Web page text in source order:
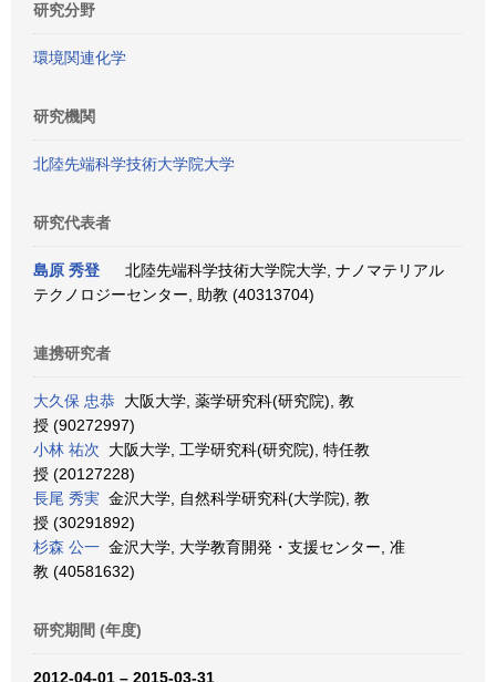
研究分野
環境関連化学
研究機関
北陸先端科学技術大学院大学
研究代表者
島原 秀登
北陸先端科学技術大学院大学, ナノマテリアル
テクノロジーセンター, 助教 (40313704)
連携研究者
大久保 忠恭 大阪大学, 薬学研究科(研究院), 教
授 (90272997)
小林 祐次 大阪大学, 工学研究科(研究院), 特任教
授 (20127228)
長尾 秀実 金沢大学, 自然科学研究科(大学院), 教
授 (30291892)
杉森 公一 金沢大学, 大学教育開発・支援センター, 准
教 (40581632)
研究期間 (年度)
2012-04-01 – 2015-03-31